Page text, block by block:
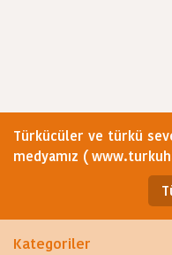
Türkücüler ve türkü
medyamız (
Kategoriler